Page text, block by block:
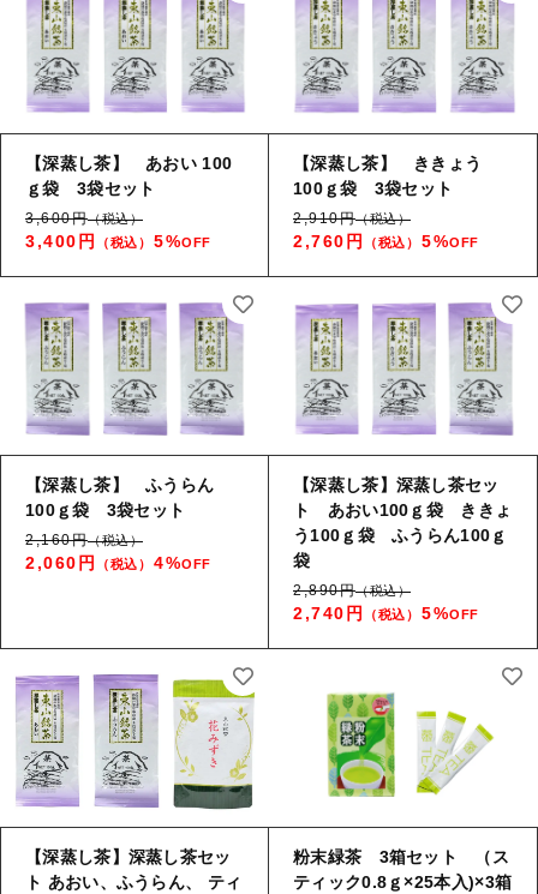
【深蒸し茶】 あおい 100
ｇ袋 3袋セット
3,600円（税込）
3,400円 （税込） 5%OFF
【深蒸し茶】 ききょう
100ｇ袋 3袋セット
2,910円（税込）
2,760円 （税込） 5%OFF
【深蒸し茶】 ふうらん
100ｇ袋 3袋セット
2,160円（税込）
2,060円 （税込） 4%OFF
【深蒸し茶】深蒸し茶セッ
ト あおい100ｇ袋 ききょ
う100ｇ袋 ふうらん100ｇ
袋
2,890円（税込）
2,740円 （税込） 5%OFF
【深蒸し茶】深蒸し茶セッ
ト あおい、ふうらん、 ティ
粉末緑茶 3箱セット （ス
ティック0.8ｇ×25本入)×3箱